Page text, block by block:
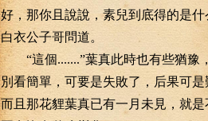
好，那你且說說，素兒到底得的是什
白衣公子哥問道。
“這個.......”葉真此時也有些猶豫
別看簡單，可要是失敗了，后果可是
而且那花貍葉真已有一月未見，就是